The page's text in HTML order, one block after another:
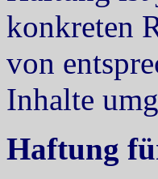
konkreten
von
Inhalte
Haftung